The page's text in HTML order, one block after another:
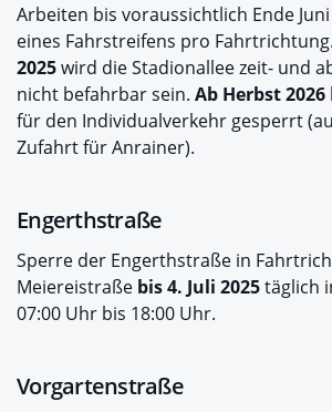
Arbeiten bis voraussichtlich Ende
eines Fahrstreifens pro Fahrtrichtung.
2025wird die Stadionallee zeit- und
nicht befahrbar sein. Ab Herbst 2026
für den Individualverkehr gesperrt
Zufahrt für Anrainer).
Engerthstraße
Sperre der Engerthstraße in
Meiereistraße bis 4. Juli 2025täglich
07:00 Uhr bis 18:00 Uhr.
Vorgartenstraße